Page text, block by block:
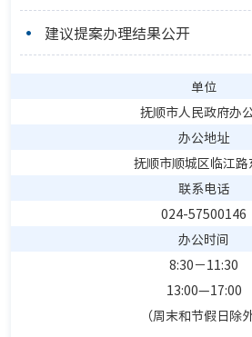
建议提案办理结果公开
单位
抚顺市人民政府办
办公地址
抚顺市顺城区临江路
联系电话
024-57500146
办公时间
8:30－11:30
13:00—17:00
（周末和节假日除外